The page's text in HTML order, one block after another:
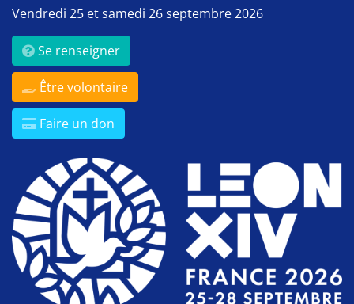
Vendredi 25 et samedi 26 septembre 2026
Se renseigner
Être volontaire
Faire un don